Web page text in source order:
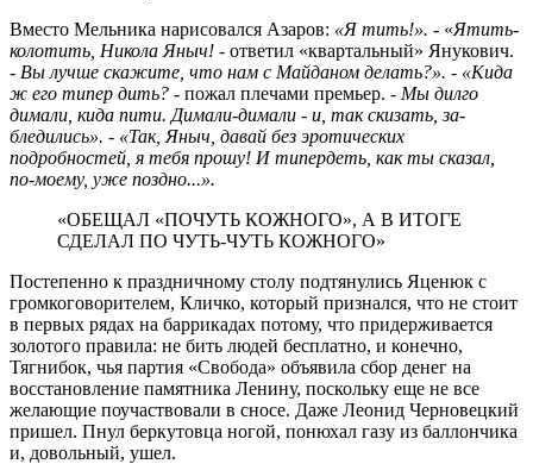
Вместо Мельника нарисовался Азаров: «Я тить!». - «Ятить-
колотить, Никола Яныч! - ответил «квартальный» Янукович.
- Вы лучше скажите, что нам с Майданом делать?». - «Кида
ж его типер дить? - пожал пле­чами премьер. - Мы дилго
димали, кида пити. Димали-димали - и, так скизать, за­
бледились». - «Так, Яныч, давай без эротических
подробностей, я тебя прошу! И ти­пердеть, как ты сказал,
по-моему, уже поздно...».
«ОБЕЩАЛ «ПОЧУТЬ КОЖНОГО», А В ИТОГЕ
СДЕЛАЛ ПО ЧУТЬ-ЧУТЬ КОЖНОГО»
Постепенно к праздничному столу подтянулись Яценюк с
громкоговорителем, Кличко, который признался, что не стоит
в первых рядах на баррикадах потому, что придерживается
золотого правила: не бить людей бесплатно, и конечно,
Тягнибок, чья партия «Свобода» объявила сбор денег на
восстановление памятника Ленину, поскольку еще не все
желающие по­участвовали в сносе. Даже Леонид Черновецкий
пришел. Пнул беркутовца ногой, понюхал газу из баллончика
и, довольный, ушел.